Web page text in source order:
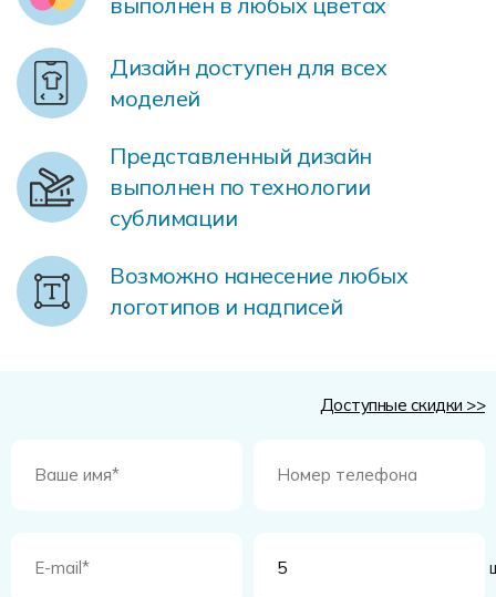
Дизайн доступен для всех
моделей
Представленный дизайн
выполнен по технологии
сублимации
Возможно нанесение любых
логотипов и надписей
Доступные скидки >>
Форма в наличии
Распродажа
Статьи
Реквизиты
Система скидок и наценок
Пользовательское соглашение
Доставка